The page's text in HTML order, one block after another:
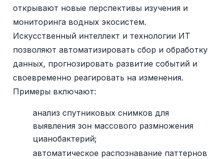
открывают новые перспективы изучения и
мониторинга водных экосистем.
Искусственный интеллект и технологии ИT
позволяют автоматизировать сбор и обработку
данных, прогнозировать развитие событий и
своевременно реагировать на изменения.
Примеры включают:
анализ спутниковых снимков для
выявления зон массового размножения
цианобактерий;
автоматическое распознавание паттернов